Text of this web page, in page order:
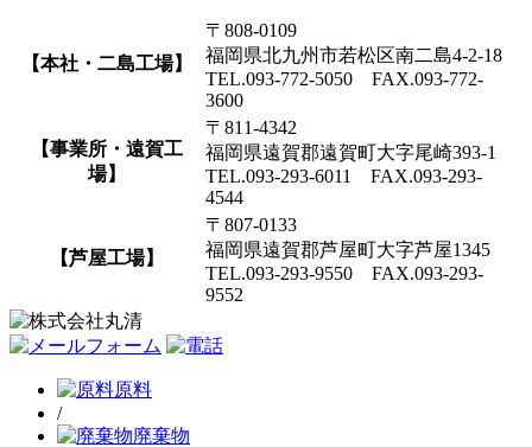
【本社・二島工場】
〒808-0109
福岡県北九州市若松区南二島4-2-18
TEL.093-772-5050 FAX.093-772-
3600
【事業所・遠賀工
場】
〒811-4342
福岡県遠賀郡遠賀町大字尾崎393-1
TEL.093-293-6011 FAX.093-293-
4544
【芦屋工場】
〒807-0133
福岡県遠賀郡芦屋町大字芦屋1345
TEL.093-293-9550 FAX.093-293-
9552
原料
/
廃棄物